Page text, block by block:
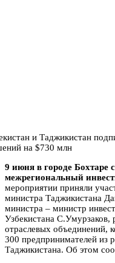
9 июня в городе Бохтаре
межрегиональный
мероприятии приняли
министра Таджикистана
министра – министр
Узбекистана С.Умурзаков,
отраслевых объединений,
300 предпринимателей из
Таджикистана. Об этом